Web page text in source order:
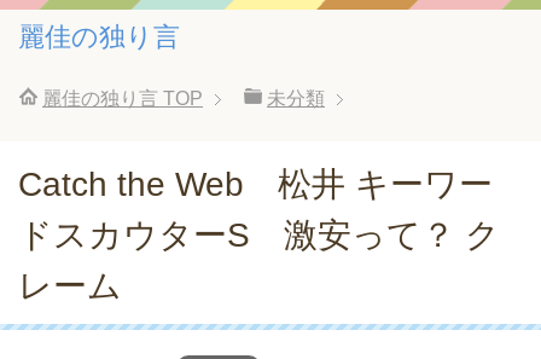
麗佳の独り言
麗佳の独り言 TOP 未分類
Catch the Web 松井 キーワー
ドスカウターS 激安って？ ク
レーム